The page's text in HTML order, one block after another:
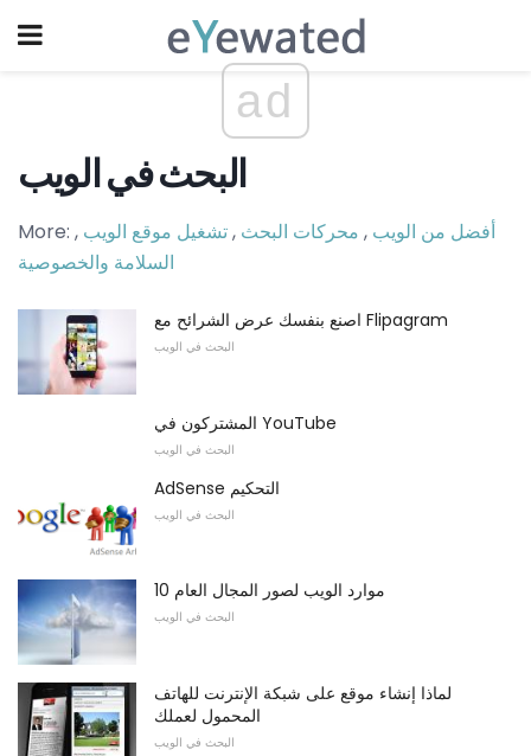
ad
البحث في الويب
More: أفضل من الويب , محركات البحث ,تشغيل موقع الويب ,
السلامة والخصوصية
اصنع بنفسك عرض الشرائح مع Flipagram
البحث في الويب
المشتركون في YouTube
البحث في الويب
AdSense التحكيم
البحث في الويب
10 موارد الويب لصور المجال العام
البحث في الويب
لماذا إنشاء موقع على شبكة الإنترنت للهاتف
المحمول لعملك
البحث في الويب